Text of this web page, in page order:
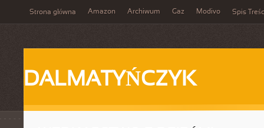
Strona główna Amazon Archiwum Gaz Modivo Spis
DALMATYŃCZYK